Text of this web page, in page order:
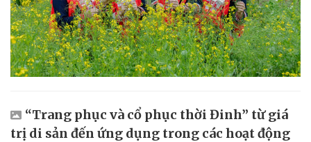
“Trang phục và cổ phục thời Đinh” từ giá
trị di sản đến ứng dụng trong các hoạt động